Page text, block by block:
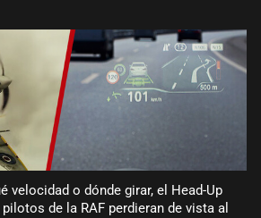
velocidad o dónde girar, el Head-Up
de la RAF perdieran de vista al